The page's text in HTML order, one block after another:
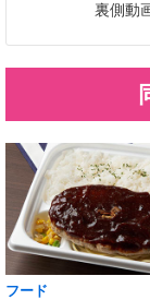
裏側動
フード